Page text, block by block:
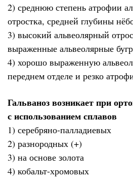
2) среднюю степень атрофии
отростка, средней глубины
3) высокий альвеолярный
выраженные альвеолярные
4) хорошо выраженную
переднем отделе и резко
Гальваноз возникает при
с использованием сплавов
1) серебряно-палладиевых
2) разнородных (+)
3) на основе золота
4) кобальт-хромовых